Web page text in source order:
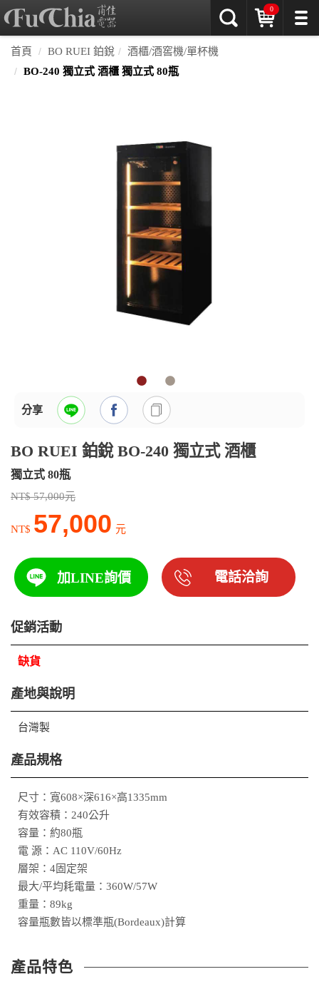
0
首頁 BO RUEI 鉑銳
酒櫃/酒窖機/單杯機
BO-240 獨立式 酒櫃 獨立式 80瓶
分享
BO RUEI 鉑銳 BO-240 獨立式 酒櫃
獨立式 80瓶
NT$ 57,000元
NT$ 57,000 元
加LINE詢價 電話洽詢
促銷活動
缺貨
產地與說明
台灣製
產品規格
尺寸：寬608×深616×高1335mm
有效容積：240公升
容量：約80瓶
電 源：AC 110V/60Hz
層架：4固定架
最大/平均耗電量：360W/57W
重量：89kg
容量瓶數皆以標準瓶(Bordeaux)計算
產品特色